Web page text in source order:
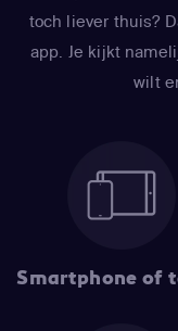
toch liever thuis?
app. Je kijkt
wilt
Smartphone of